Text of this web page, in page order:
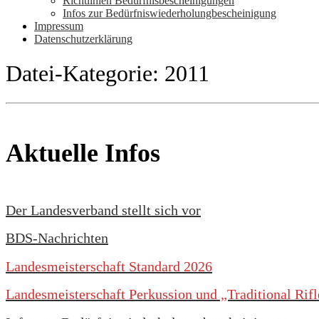
Infos zur Bedürfniswiederholungbescheinigung
Impressum
Datenschutzerklärung
Datei-Kategorie: 2011
Aktuelle Infos
Der Landesverband stellt sich vor
BDS-Nachrichten
Landesmeisterschaft Standard 2026
Landesmeisterschaft Perkussion und „Traditional